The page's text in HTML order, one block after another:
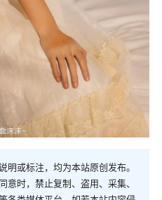
明或标注，均为本站原创发布。
意时，禁止复制、盗用、采集、